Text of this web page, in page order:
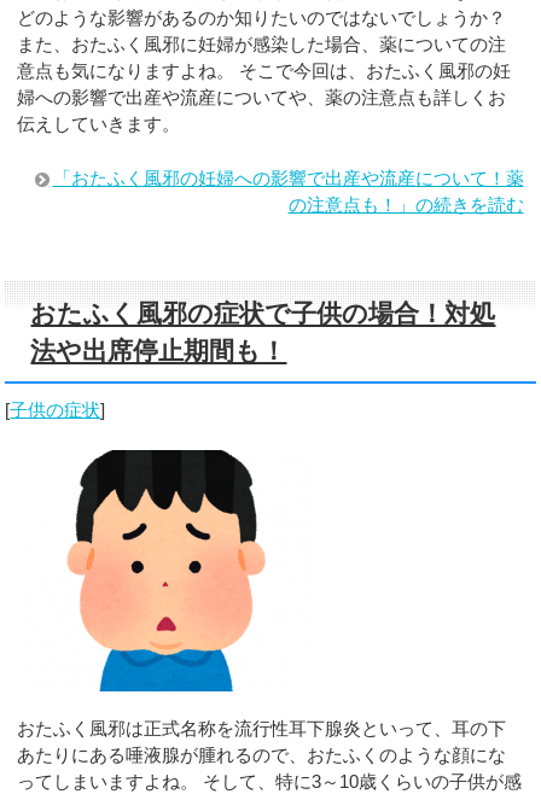
どのような影響があるのか知りたいのではないでしょうか？
また、おたふく風邪に妊婦が感染した場合、薬についての注
意点も気になりますよね。 そこで今回は、おたふく風邪の妊
婦への影響で出産や流産についてや、薬の注意点も詳しくお
伝えしていきます。
「おたふく風邪の妊婦への影響で出産や流産について！薬
の注意点も！」の続きを読む
おたふく風邪の症状で子供の場合！対処
法や出席停止期間も！
[子供の症状]
おたふく風邪は正式名称を流行性耳下腺炎といって、耳の下
あたりにある唾液腺が腫れるので、おたふくのような顔にな
ってしまいますよね。 そして、特に3～10歳くらいの子供が感